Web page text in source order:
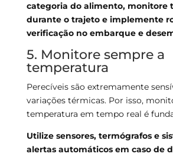
categoria do alimento, monitore
durante o trajeto e implemente
verificação no embarque e
5. Monitore sempre a
temperatura
Perecíveis são extremamente
variações térmicas. Por isso,
temperatura em tempo real é
Utilize sensores, termógrafos e
alertas automáticos em caso de